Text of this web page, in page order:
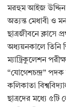
মরহুম আইজ উদ্দিন
অত্যন্ত মেধাবী ও
ছাত্রজীবনে ক্লাসে
অধ্যয়নকালে তিনি
ম্যাট্রিকুলেশন
“যোগেশচন্দ্র” পদক
কলিকাতা
ছাত্রদের মধ্যে